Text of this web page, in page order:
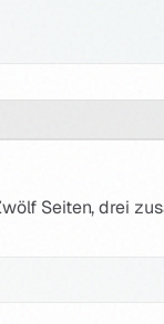
Seiten, drei